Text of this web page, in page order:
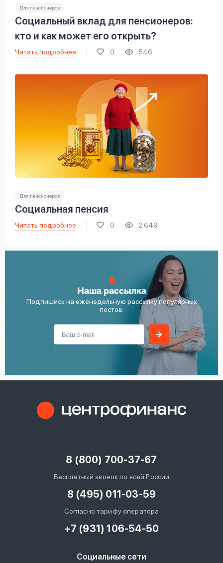
Для пенсионеров
Социальный вклад для пенсионеров:
кто и как может его открыть?
Читать подробнее 0 546
Для пенсионеров
Социальная пенсия
Читать подробнее 0 2 649
Наша рассылка
Подпишись на еженедельную рассылку популярных
постов:
8 (800) 700-37-67
Бесплатный звонок по всей России
8 (495) 011-03-59
Согласно тарифу оператора
+7 (931) 106-54-50
Социальные сети